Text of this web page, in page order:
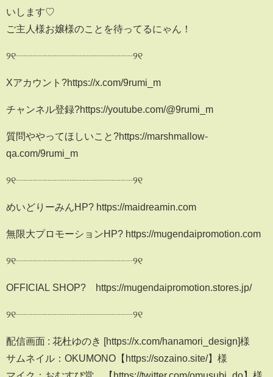
いします♡
ご主人様お嬢様のことを待ってるにゃん！
୨୧┈┈┈┈┈┈┈┈┈┈┈┈୨୧
Xアカウント?https://x.com/9rumi_m
チャンネル登録?https://youtube.com/@9rumi_m
質問ややってほしいこと?https://marshmallow-
qa.com/9rumi_m
୨୧┈┈┈┈┈┈┈┈┈┈┈┈୨୧
めいどりーみんHP? https://maidreamin.com
無限大プロモーションHP? https://mugendaipromotion.com
୨୧┈┈┈┈┈┈┈┈┈┈┈┈୨୧
OFFICIAL SHOP? https://mugendaipromotion.stores.jp/
୨୧┈┈┈┈┈┈┈┈┈┈┈┈୨୧
配信画面 : 花杜ゆのき [https://x.com/hanamori_design]様
サムネイル：OKUMONO【https://sozaino.site/】様
マイク：おむすび堂 【https://twitter.com/omusubi_do】様